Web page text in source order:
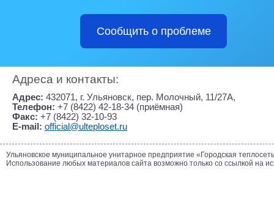
Сообщить о проблеме
Адреса и контакты:
Адрес: 432071, г. Ульяновск, пер. Молочный, 11/27А,
Телефон: +7 (8422) 42-18-34 (приёмная)
Факс: +7 (8422) 32-10-93
E-mail: official@ulteploset.ru
Ульяновское муниципальное унитарное предприятие «Городская
Использование любых материалов сайта возможно только со ссылкой на